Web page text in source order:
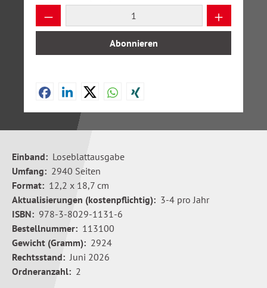
Produkt Anzahl: Gib den gewünschten
Abonnieren
Einband: Loseblattausgabe
Umfang: 2940 Seiten
Format: 12,2 x 18,7 cm
Aktualisierungen (kostenpflichtig): 3-4 pro Jahr
ISBN: 978-3-8029-1131-6
Bestellnummer: 113100
Gewicht (Gramm): 2924
Rechtsstand: Juni 2026
Ordneranzahl: 2